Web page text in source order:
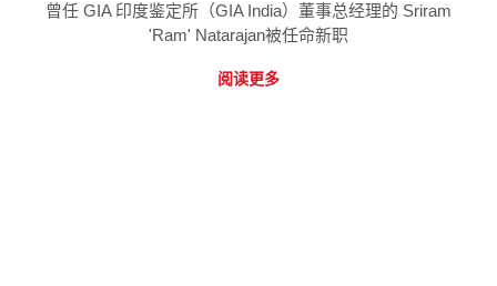
曾任 GIA 印度鉴定所（GIA India）董事总经理的 Sriram
'Ram' Natarajan被任命新职
阅读更多